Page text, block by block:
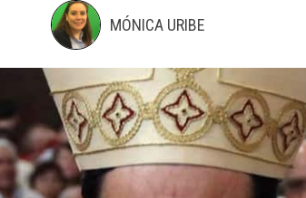
MÓNICA URIBE